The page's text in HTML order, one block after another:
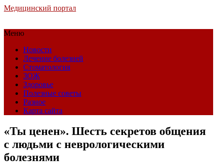
Медицинский портал
Меню
Новости
Лечение болезней
Стоматология
ЗОЖ
Здоровье
Полезные советы
Разное
Карта сайта
«Ты ценен». Шесть секретов общения
с людьми с неврологическими
болезнями